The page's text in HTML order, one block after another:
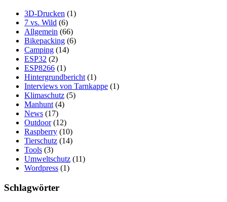
3D-Drucken (1)
7 vs. Wild (6)
Allgemein (66)
Bikepacking (6)
Camping (14)
ESP32 (2)
ESP8266 (1)
Hintergrundbericht (1)
Interviews von Tarnkappe (1)
Klimaschutz (5)
Manhunt (4)
News (17)
Outdoor(12)
Raspberry (10)
Tierschutz (14)
Tools (3)
Umweltschutz (11)
Wordpress (1)
Schlagwörter